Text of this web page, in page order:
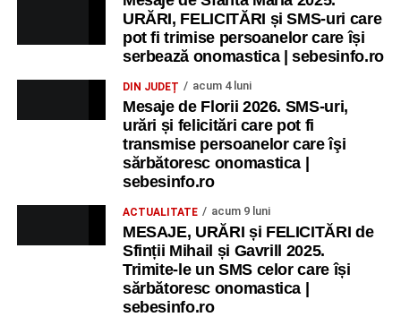
URĂRI, FELICITĂRI și SMS-uri care
pot fi trimise persoanelor care își
serbează onomastica | sebesinfo.ro
DIN JUDEȚ acum 4 luni
Mesaje de Florii 2026. SMS-uri,
urări și felicitări care pot fi
transmise persoanelor care îşi
sărbătoresc onomastica |
sebesinfo.ro
ACTUALITATE acum 9 luni
MESAJE, URĂRI și FELICITĂRI de
Sfinții Mihail și Gavrill 2025.
Trimite-le un SMS celor care își
sărbătoresc onomastica |
sebesinfo.ro